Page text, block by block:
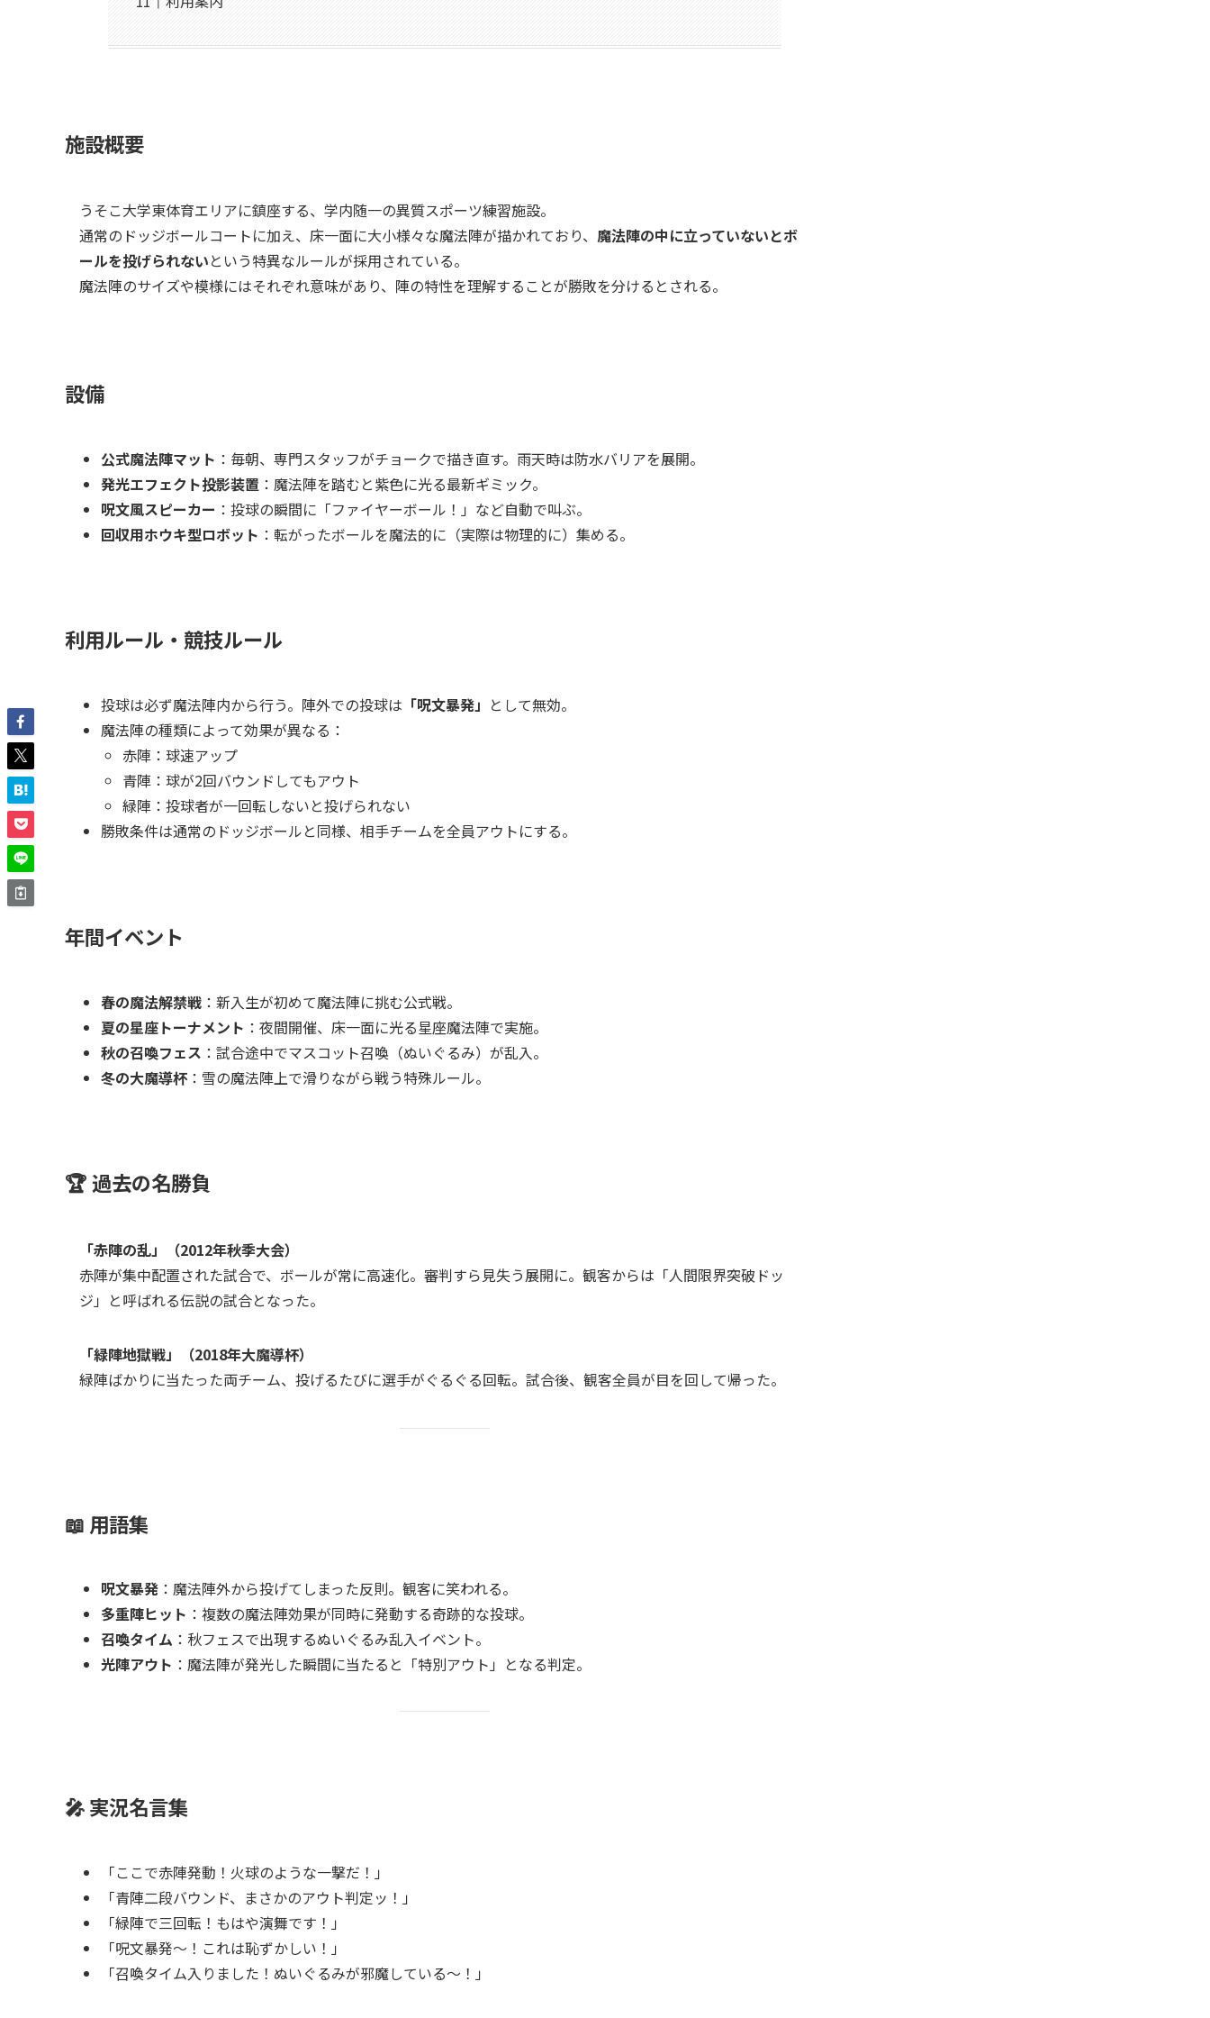
施設概要
うそこ大学東体育エリアに鎮座する、学内随一の異質スポーツ練習施設。
通常のドッジボールコートに加え、床一面に大小様々な魔法陣が描かれており、 魔法陣の中に立っていないとボ
ールを投げられないという特異なルールが採用されている。
魔法陣のサイズや模様にはそれぞれ意味があり、陣の特性を理解することが勝敗を分けるとされる。
設備
公式魔法陣マット ：毎朝、専門スタッフがチョークで描き直す。雨天時は防水バリアを展開。
発光エフェクト投影装置 ：魔法陣を踏むと紫色に光る最新ギミック。
呪文風スピーカー ：投球の瞬間に「ファイヤーボール！」など自動で叫ぶ。
回収用ホウキ型ロボット ：転がったボールを魔法的に（実際は物理的に）集める。
利用ルール・競技ルール
投球は必ず魔法陣内から行う。陣外での投球は 「呪文暴発」 として無効。
魔法陣の種類によって効果が異なる：
赤陣：球速アップ
青陣：球が2回バウンドしてもアウト
緑陣：投球者が一回転しないと投げられない
勝敗条件は通常のドッジボールと同様、相手チームを全員アウトにする。
年間イベント
春の魔法解禁戦 ：新入生が初めて魔法陣に挑む公式戦。
夏の星座トーナメント ：夜間開催、床一面に光る星座魔法陣で実施。
秋の召喚フェス ：試合途中でマスコット召喚（ぬいぐるみ）が乱入。
冬の大魔導杯 ：雪の魔法陣上で滑りながら戦う特殊ルール。
🏆 過去の名勝負
「赤陣の乱」（2012年秋季大会）
赤陣が集中配置された試合で、ボールが常に高速化。審判すら見失う展開に。観客からは「人間限界突破ドッ
ジ」と呼ばれる伝説の試合となった。
「緑陣地獄戦」（2018年大魔導杯）
緑陣ばかりに当たった両チーム、投げるたびに選手がぐるぐる回転。試合後、観客全員が目を回して帰った。
📖 用語集
呪文暴発 ：魔法陣外から投げてしまった反則。観客に笑われる。
多重陣ヒット ：複数の魔法陣効果が同時に発動する奇跡的な投球。
召喚タイム ：秋フェスで出現するぬいぐるみ乱入イベント。
光陣アウト ：魔法陣が発光した瞬間に当たると「特別アウト」となる判定。
🎤 実況名言集
「ここで赤陣発動！火球のような一撃だ！」
「青陣二段バウンド、まさかのアウト判定ッ！」
「緑陣で三回転！もはや演舞です！」
「呪文暴発〜！これは恥ずかしい！」
「召喚タイム入りました！ぬいぐるみが邪魔している〜！」